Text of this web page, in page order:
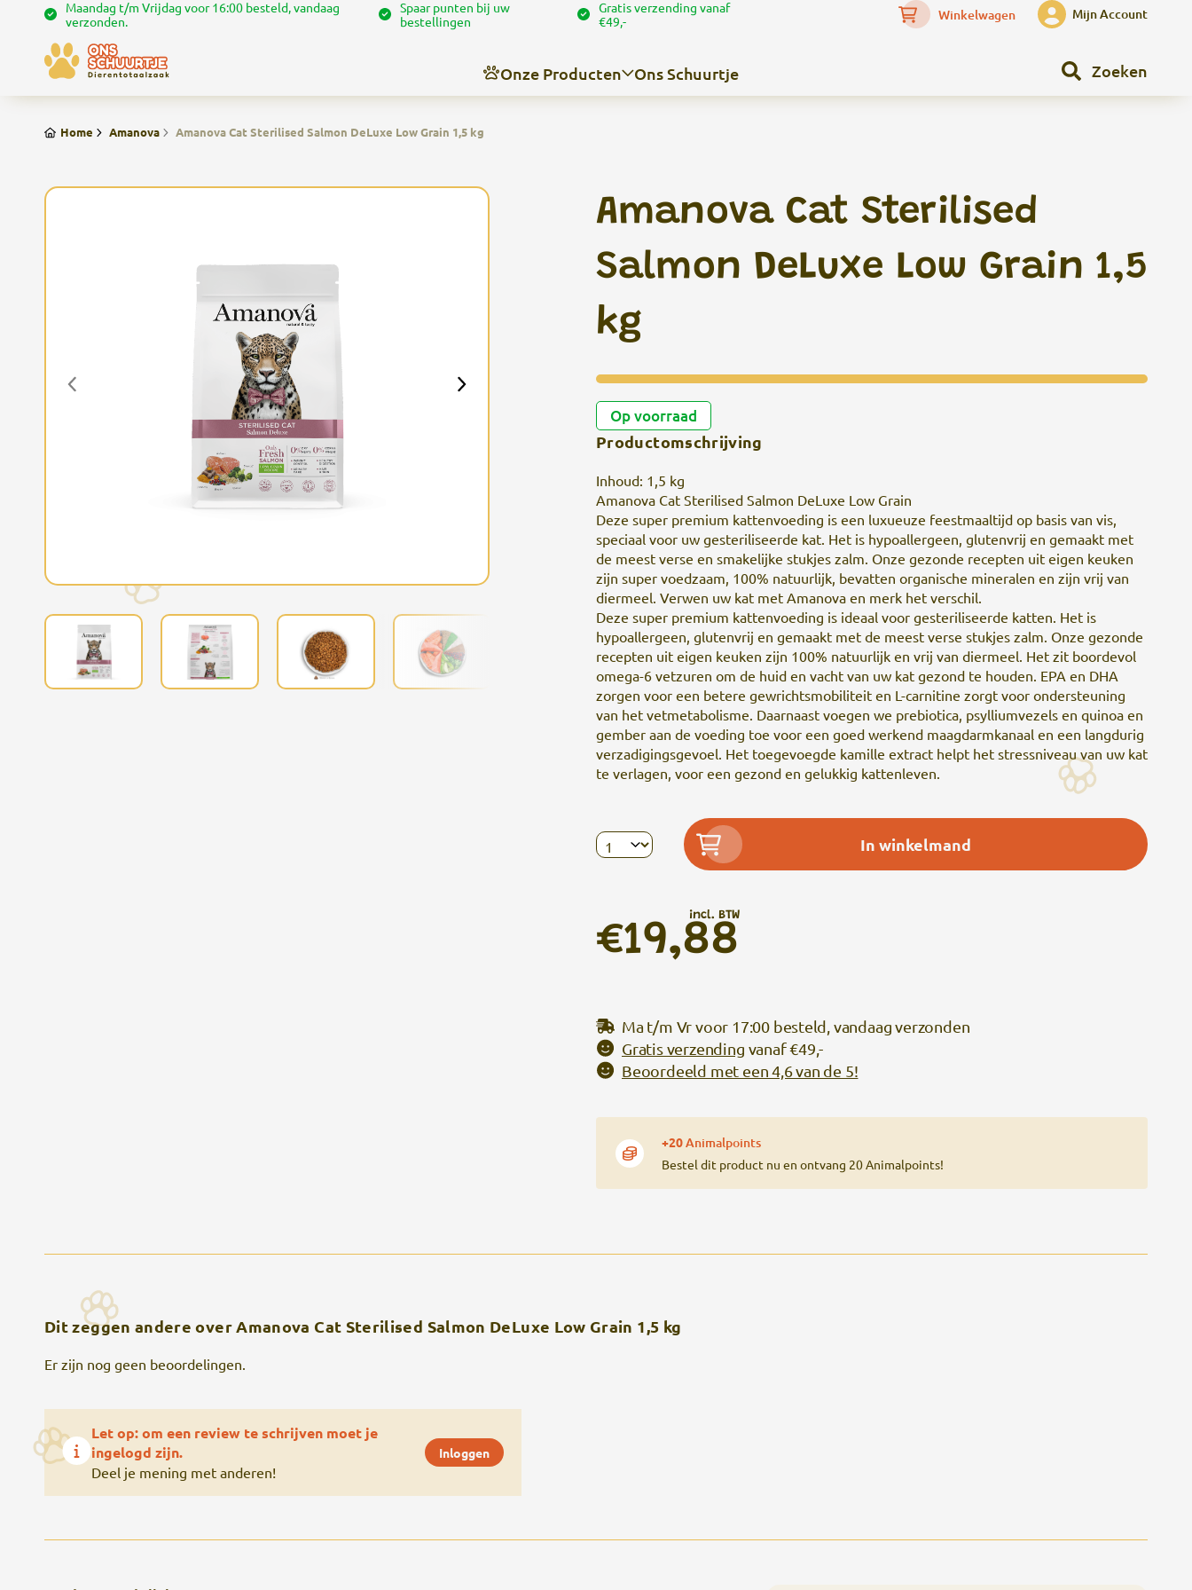
Maandag t/m Vrijdag voor 16:00 besteld, vandaag
verzonden.
Spaar punten bij uw
bestellingen
Gratis verzending vanaf
€49,-
Winkelwagen Mijn Account
Onze Producten Ons Schuurtje
Contact
Zoeken
Home Amanova Amanova Cat Sterilised Salmon DeLuxe Low Grain 1,5 kg
Amanova Cat Sterilised
Salmon DeLuxe Low Grain 1,5
kg
Op voorraad
Productomschrijving
Inhoud: 1,5 kg
Amanova Cat Sterilised Salmon DeLuxe Low Grain
Deze super premium kattenvoeding is een luxueuze feestmaaltijd op basis van vis,
speciaal voor uw gesteriliseerde kat. Het is hypoallergeen, glutenvrij en gemaakt met
de meest verse en smakelijke stukjes zalm. Onze gezonde recepten uit eigen keuken
zijn super voedzaam, 100% natuurlijk, bevatten organische mineralen en zijn vrij van
diermeel. Verwen uw kat met Amanova en merk het verschil.
Deze super premium kattenvoeding is ideaal voor gesteriliseerde katten. Het is
hypoallergeen, glutenvrij en gemaakt met de meest verse stukjes zalm. Onze gezonde
recepten uit eigen keuken zijn 100% natuurlijk en vrij van diermeel. Het zit boordevol
omega-6 vetzuren om de huid en vacht van uw kat gezond te houden. EPA en DHA
zorgen voor een betere gewrichtsmobiliteit en L-carnitine zorgt voor ondersteuning
van het vetmetabolisme. Daarnaast voegen we prebiotica, psylliumvezels en quinoa en
gember aan de voeding toe voor een goed werkend maagdarmkanaal en een langdurig
verzadigingsgevoel. Het toegevoegde kamille extract helpt het stressniveau van uw kat
te verlagen, voor een gezond en gelukkig kattenleven.
In winkelmand
€19,88
incl. BTW
Ma t/m Vr voor 17:00 besteld, vandaag verzonden
Gratis verzending vanaf €49,-
Beoordeeld met een 4,6 van de 5!
+20Animalpoints
Bestel dit product nu en ontvang 20 Animalpoints!
Dit zeggen andere over Amanova Cat Sterilised Salmon DeLuxe Low Grain 1,5 kg
Er zijn nog geen beoordelingen.
Let op: om een review te schrijven moet je
ingelogd zijn.
Deel je mening met anderen!
Inloggen